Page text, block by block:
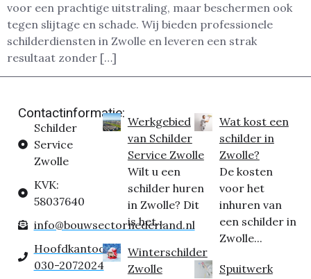
voor een prachtige uitstraling, maar beschermen ook
tegen slijtage en schade. Wij bieden professionele
schilderdiensten in Zwolle en leveren een strak
resultaat zonder […]
Contactinformatie:
Schilder
Service
Zwolle
KVK:
58037640
info@bouwsectornederland.nl
Hoofdkantoor:
030-2072024
Werkgebied
van Schilder
Service Zwolle
Wilt u een
schilder huren
in Zwolle? Dit
is het...
Winterschilder
Zwolle
Wat kost een
schilder in
Zwolle?
De kosten
voor het
inhuren van
een schilder in
Zwolle...
Spuitwerk